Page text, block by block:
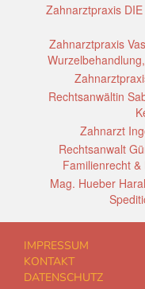
Zahnarztpraxis
Zahnarztpraxis
Rechtsanwältin
Zahnarzt
Rechtsanwalt
Familienrecht
Mag. Hueber
IMPRESSUM
KONTAKT
DATENSCHUTZ